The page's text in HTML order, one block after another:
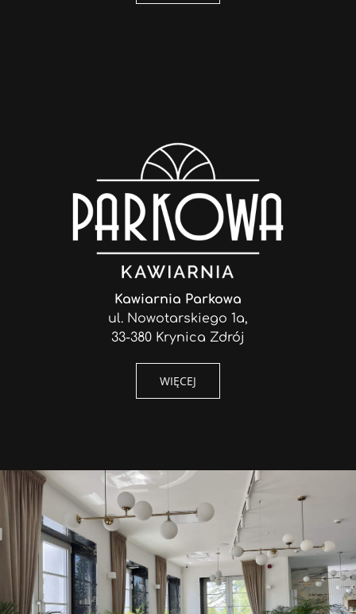
Kawiarnia Parkowa
ul. Nowotarskiego 1a,
33-380 Krynica Zdrój
WIĘCEJ